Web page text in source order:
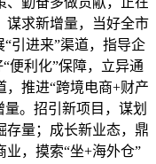
谋求新增量，当好全市
引进来”渠道，指导企
便利化”保障，立异通
推进“跨境电商+财产
。招引新项目，谋划
存量；成长新业态，鼎
，摸索“坐+海外仓”